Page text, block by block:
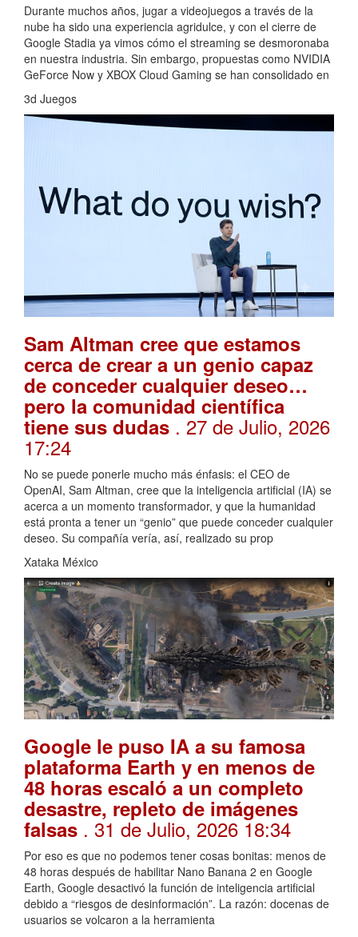
Durante muchos años, jugar a videojuegos a través de la
nube ha sido una experiencia agridulce, y con el cierre de
Google Stadia ya vimos cómo el streaming se desmoronaba
en nuestra industria. Sin embargo, propuestas como NVIDIA
GeForce Now y XBOX Cloud Gaming se han consolidado en
3d Juegos
Sam Altman cree que estamos
cerca de crear a un genio capaz
de conceder cualquier deseo…
pero la comunidad científica
tiene sus dudas . 27 de Julio, 2026
17:24
No se puede ponerle mucho más énfasis: el CEO de
OpenAI, Sam Altman, cree que la inteligencia artificial (IA) se
acerca a un momento transformador, y que la humanidad
está pronta a tener un “genio” que puede conceder cualquier
deseo. Su compañía vería, así, realizado su prop
Xataka México
Google le puso IA a su famosa
plataforma Earth y en menos de
48 horas escaló a un completo
desastre, repleto de imágenes
falsas . 31 de Julio, 2026 18:34
Por eso es que no podemos tener cosas bonitas: menos de
48 horas después de habilitar Nano Banana 2 en Google
Earth, Google desactivó la función de inteligencia artificial
debido a “riesgos de desinformación”. La razón: docenas de
usuarios se volcaron a la herramienta